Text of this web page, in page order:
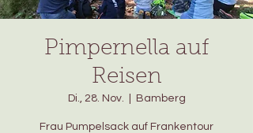
Pimpernella auf
Reisen
Di., 28. Nov. Bamberg
Frau Pumpelsack auf Frankentour